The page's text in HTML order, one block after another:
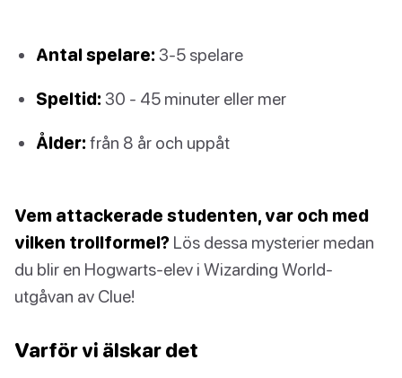
Antal spelare: 3-5 spelare
Speltid: 30 - 45 minuter eller mer
Ålder: från 8 år och uppåt
Vem attackerade studenten, var och med
vilken trollformel? Lös dessa mysterier medan
du blir en Hogwarts-elev i Wizarding World-
utgåvan av Clue!
Varför vi älskar det